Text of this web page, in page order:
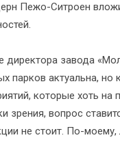
Пежо-Ситроен
завода
парков актуальна, но
которые хоть
вопрос
не стоит. По-